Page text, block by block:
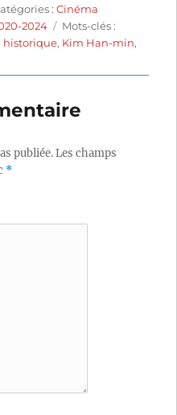
:Cinéma
2024 Étiquettes
Mots-clés :
historique, Kim Han-min,
publiée.Les champs
*